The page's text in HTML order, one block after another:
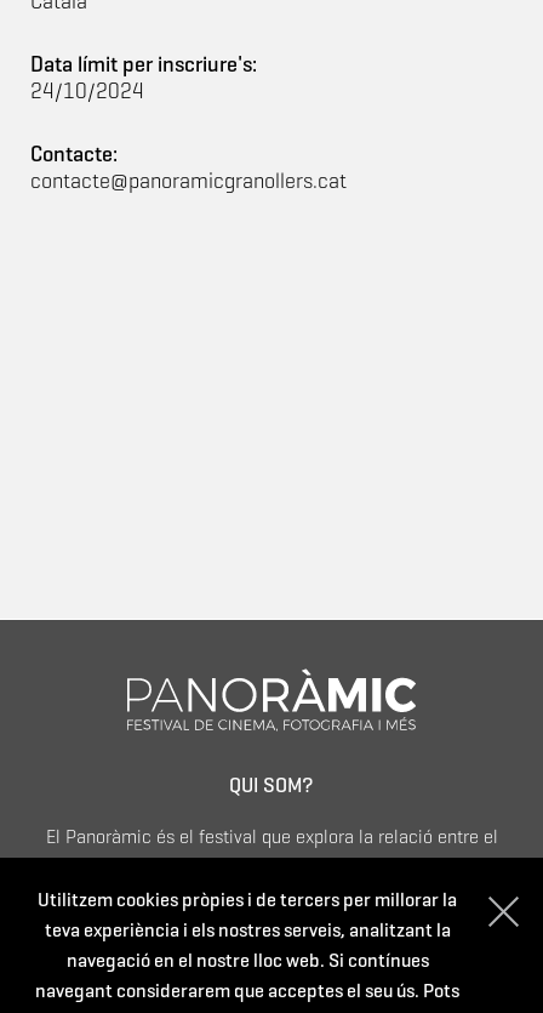
Data límit per inscriure's:
24/10/2024
Contacte:
contacte@panoramicgranollers.cat
QUI SOM?
El Panoràmic és el festival que explora la relació entre el
cinema i la fotografia, promou i incentiva l'ús de les noves
narratives audiovisuals com les instal·lacions artístiques i
les propostes creatives més arriscades i contemporànies.
CONTACTE
Utilitzem cookies pròpies i de tercers per millorar la
teva experiència i els nostres serveis, analitzant la
navegació en el nostre lloc web. Si contínues
navegant considerarem que acceptes el seu ús. Pots